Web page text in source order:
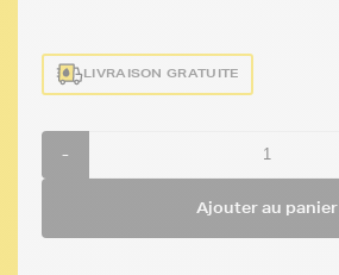
LIVRAISON GRATUITE
-
Ajouter au panier